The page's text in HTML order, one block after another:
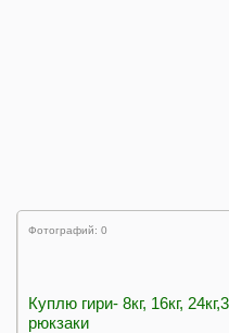
Фотографий: 0
Куплю гири- 8кг, 16кг,
рюкзаки